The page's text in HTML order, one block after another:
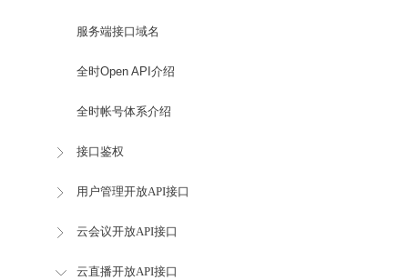
服务端接口域名
全时Open API介绍
全时帐号体系介绍
接口鉴权
用户管理开放API接口
云会议开放API接口
云直播开放API接口